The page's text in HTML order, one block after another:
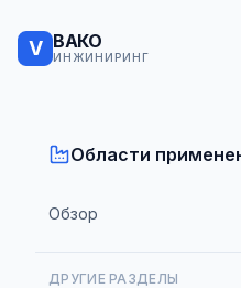
V ВАКО
ИНЖИНИРИНГ
Области
Обзор
ДРУГИЕ РАЗДЕЛЫ